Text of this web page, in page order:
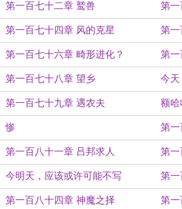
第一百七十二章 鹫兽 第一
第一百七十四章 风的克星 第一
第一百七十六章 畸形进化？ 第一
第一百七十八章 望乡 今天
第一百七十九章 遇农夫 额哈
惨 第一
第一百八十一章 吕邦求人 第一
今明天，应该或许可能不写 第一
第一百八十四章 神魔之择 第一